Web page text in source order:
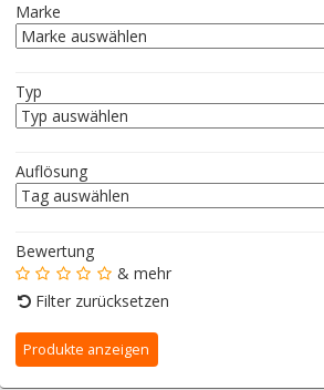
Marke
Typ
Auflösung
Bewertung
& mehr
Filter zurücksetzen